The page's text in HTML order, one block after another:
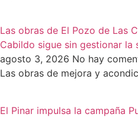
Las obras de El Pozo de Las
Cabildo sigue sin gestionar la
agosto 3, 2026 No hay
Las obras de mejora y
El Pinar impulsa la campaña